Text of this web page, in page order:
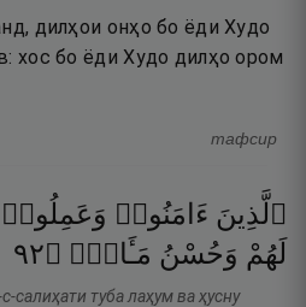
дилҳои онҳо бо ёди Худо
хос бо ёди Худо дилҳо ором
тафсир
ٱلَّذِينَ ءَامَنُوا۟ وَعَمِلُوا۟
لَهُمْ وَحُسْنُ مَـَٔابٍۢ ۝٢٩
салиҳати туба лаҳум ва ҳусну